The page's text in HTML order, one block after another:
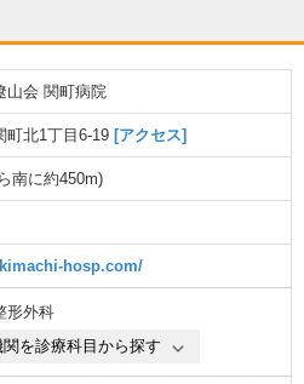
山会 関町病院
町北1丁目6-19 [アクセス]
南に約450m)
hosp.com/
形外科
を診療科目から探す